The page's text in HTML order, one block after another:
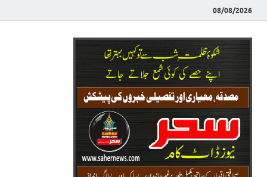
08/08/2026